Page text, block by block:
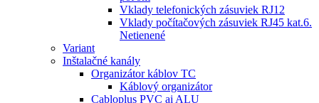
Vklady telefonických zásuviek RJ12
Vklady počítačových zásuviek RJ45 kat.6.
Netienené
Variant
Inštalačné kanály
Organizátor káblov TC
Káblový organizátor
Cabloplus PVC ai ALU